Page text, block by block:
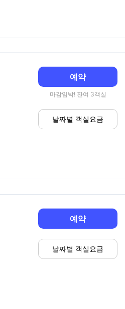
예약
마감임박! 잔여 3객실
날짜별 객실요금
예약
날짜별 객실요금